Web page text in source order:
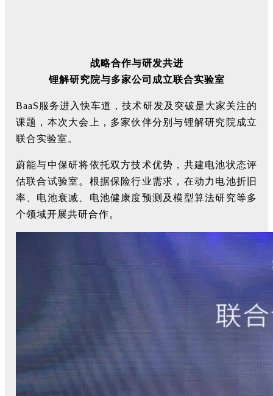
战略合作与研发共进
锂解研究院与多家公司成立联合实验室
BaaS服务进入快车道，技术研发及突破是大家关注的
课题，本次大会上，多家伙伴分别与锂解研究院成立
联合实验室。
蔚能与中保研将依托双方技术优势，共建电池状态评
估联合试验室。根据保险行业需求，在动力电池折旧
率、电池衰减、电池健康度预测及模型算法研究等多
个领域开展共研合作。